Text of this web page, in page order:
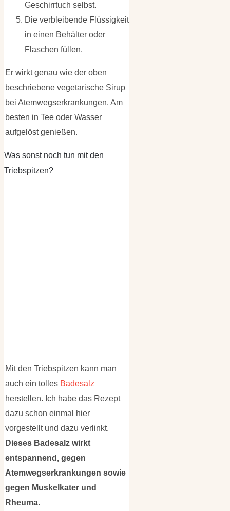
Geschirrtuch selbst.
Die verbleibende Flüssigkeit
in einen Behälter oder
Flaschen füllen.
Er wirkt genau wie der oben
beschriebene vegetarische Sirup
bei Atemwegserkrankungen. Am
besten in Tee oder Wasser
aufgelöst genießen.
Was sonst noch tun mit den
Triebspitzen?
Mit den Triebspitzen kann man
auch ein tolles Badesalz
herstellen. Ich habe das Rezept
dazu schon einmal hier
vorgestellt und dazu verlinkt.
Dieses Badesalz wirkt
entspannend, gegen
Atemwegserkrankungen sowie
gegen Muskelkater und
Rheuma.